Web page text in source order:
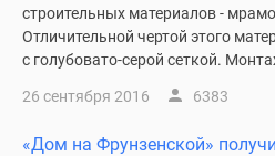
строительных материалов -
Отличительной чертой этого
c голубовато-серой сеткой.
26 сентября 2016 6383
«Дом на Фрунзенской»